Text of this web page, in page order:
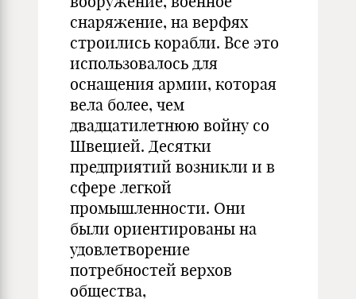
снаряжение, на верфях
строились корабли. Все это
использовалось для
оснащения армии, которая
вела более, чем
двадцатилетнюю войну со
Швецией. Десятки
предприятий возникли и в
сфере легкой
промышленности. Они
были ориентированы на
удовлетворение
потребностей верхов
общества,